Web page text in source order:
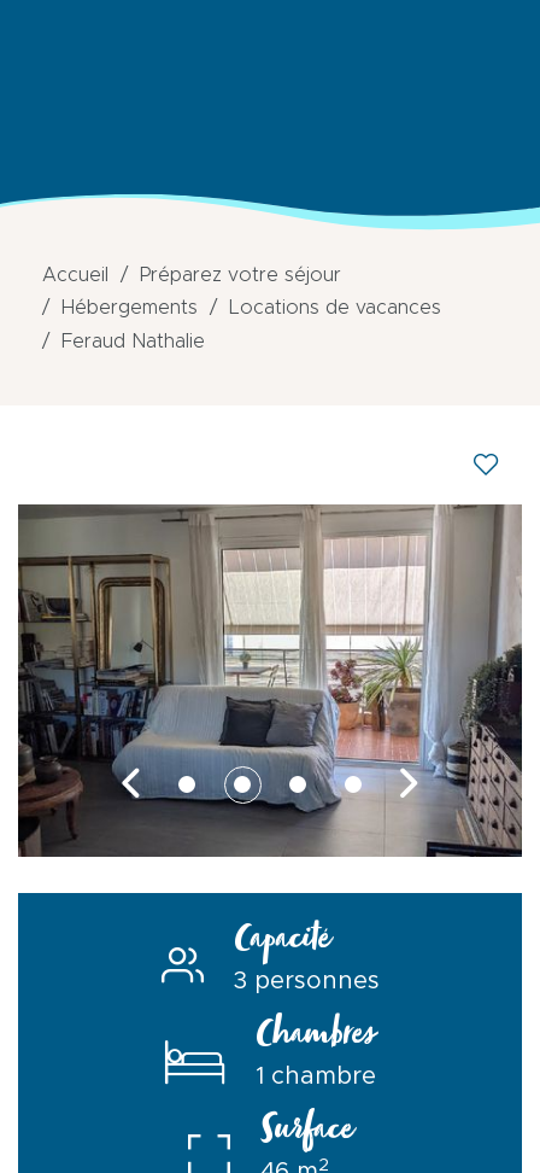
Accueil
Préparez votre séjour
Hébergements
Locations de vacances
Feraud Nathalie
Capacité
3 personnes
Chambres
1 chambre
Surface
2